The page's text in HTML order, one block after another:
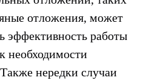
отложения, может
эффективность работы
необходимости
нередки случаи